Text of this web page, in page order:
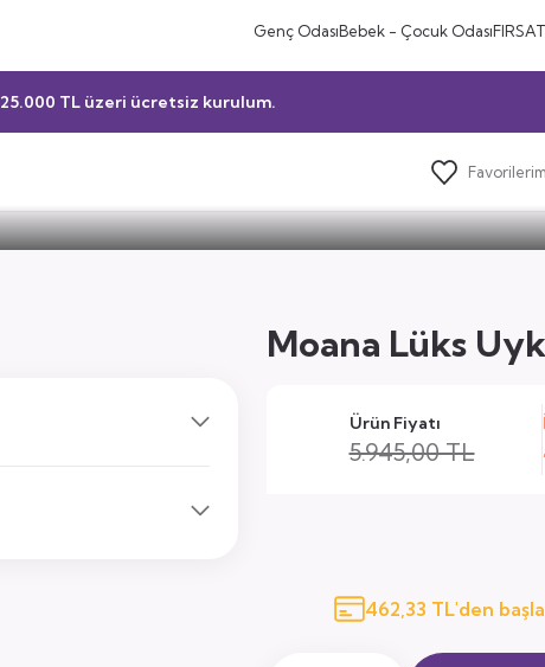
Genç OdasıBebek - Çocuk Odası
25.000 TL üzeri ücretsiz kurulum.
Favorilerim
Moana Lüks
Ürün Fiyatı
5.945,00 TL
462,33 TL'den